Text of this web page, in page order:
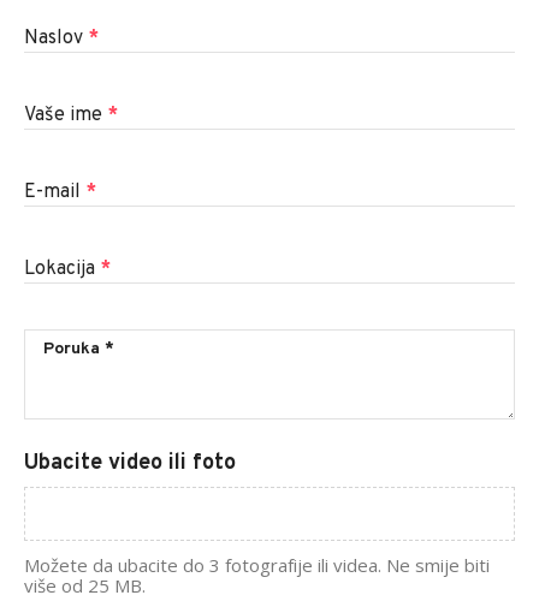
Naslov *
Vaše ime *
E-mail *
Lokacija *
Ubacite video ili foto
Možete da ubacite do 3 fotografije ili videa. Ne smije biti
više od 25 MB.